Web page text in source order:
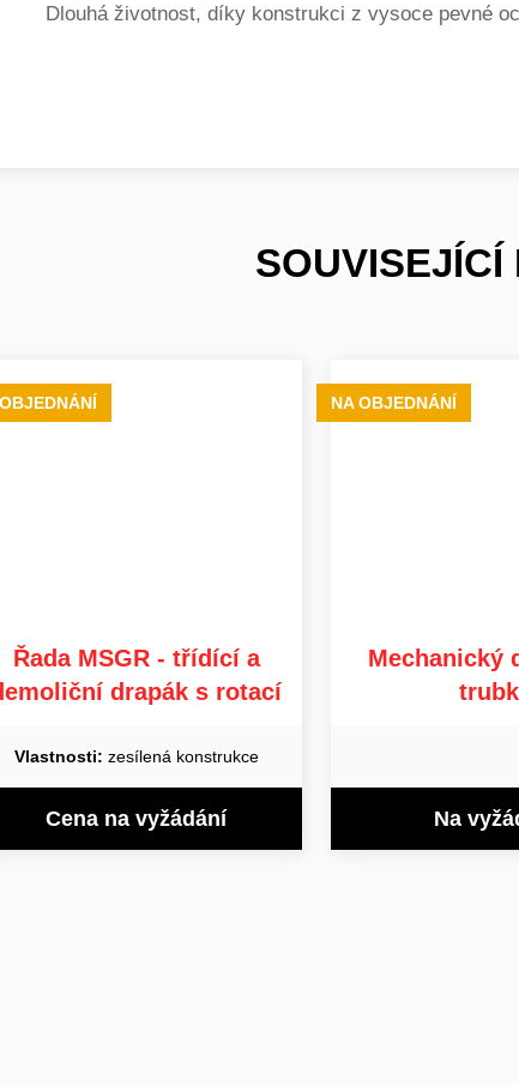
Dlouhá životnost, díky konstrukci z vysoce pevné
SOUVISEJÍCÍ
Řada MSGR - třídící a
drapák s rotací
Vlastnosti: zesílená konstrukce
Cena na vyžádání
NA OBJEDNÁNÍ
Mechanický
Na